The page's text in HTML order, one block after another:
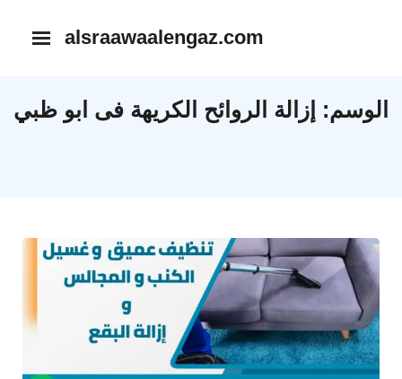
alsraawaalengaz.com
الوسم: إزالة الروائح الكريهة فى ابو ظبي